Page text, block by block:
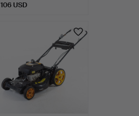
106 USD